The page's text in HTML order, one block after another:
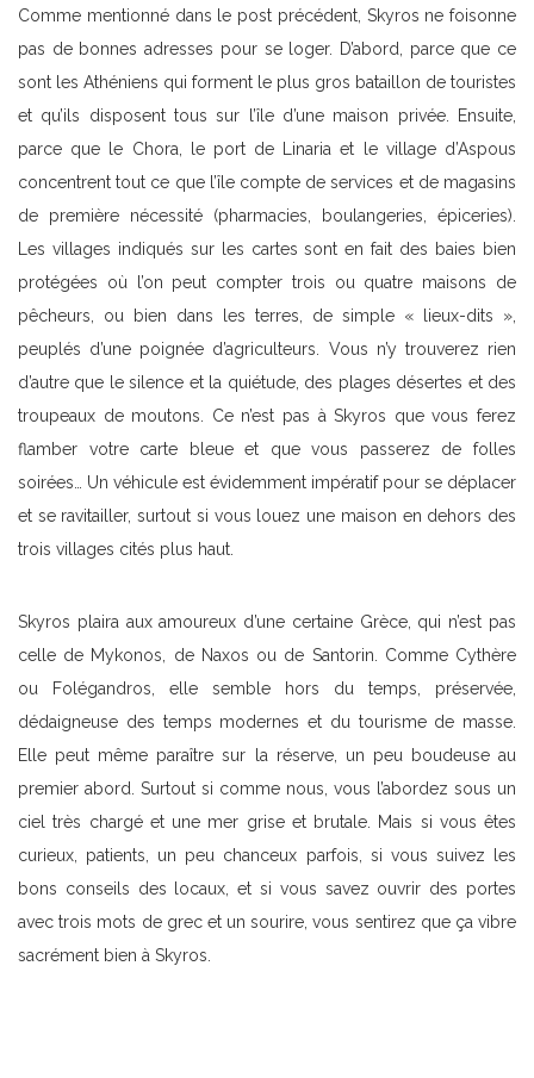
Comme mentionné dans le post précédent, Skyros ne foisonne
pas de bonnes adresses pour se loger. D’abord, parce que ce
sont les Athéniens qui forment le plus gros bataillon de touristes
et qu’ils disposent tous sur l’île d’une maison privée. Ensuite,
parce que le Chora, le port de Linaria et le village d’Aspous
concentrent tout ce que l’île compte de services et de magasins
de première nécessité (pharmacies, boulangeries, épiceries).
Les villages indiqués sur les cartes sont en fait des baies bien
protégées où l’on peut compter trois ou quatre maisons de
pêcheurs, ou bien dans les terres, de simple « lieux-dits »,
peuplés d’une poignée d’agriculteurs. Vous n’y trouverez rien
d’autre que le silence et la quiétude, des plages désertes et des
troupeaux de moutons. Ce n’est pas à Skyros que vous ferez
flamber votre carte bleue et que vous passerez de folles
soirées… Un véhicule est évidemment impératif pour se déplacer
et se ravitailler, surtout si vous louez une maison en dehors des
trois villages cités plus haut.
Skyros plaira aux amoureux d’une certaine Grèce, qui n’est pas
celle de Mykonos, de Naxos ou de Santorin. Comme Cythère
ou Folégandros, elle semble hors du temps, préservée,
dédaigneuse des temps modernes et du tourisme de masse.
Elle peut même paraître sur la réserve, un peu boudeuse au
premier abord. Surtout si comme nous, vous l’abordez sous un
ciel très chargé et une mer grise et brutale. Mais si vous êtes
curieux, patients, un peu chanceux parfois, si vous suivez les
bons conseils des locaux, et si vous savez ouvrir des portes
avec trois mots de grec et un sourire, vous sentirez que ça vibre
sacrément bien à Skyros.